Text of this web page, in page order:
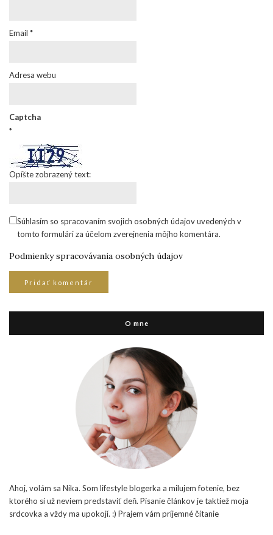
Email *
Adresa webu
Captcha
*
Opíšte zobrazený text:
Súhlasím so spracovaním svojich osobných údajov uvedených v
tomto formulári za účelom zverejnenia môjho komentára.
Podmienky spracovávania osobných údajov
O mne
Ahoj, volám sa Nika. Som lifestyle blogerka a milujem fotenie, bez
ktorého si už neviem predstaviť deň. Písanie článkov je taktiež moja
srdcovka a vždy ma upokojí. :) Prajem vám príjemné čítanie